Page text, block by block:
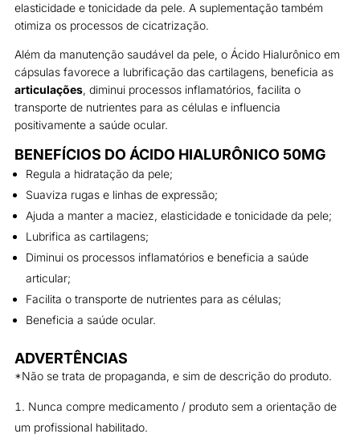
elasticidade e tonicidade da pele. A suplementação também
otimiza os processos de cicatrização.
Além da manutenção saudável da pele, o Ácido Hialurônico em
cápsulas favorece a lubrificação das cartilagens, beneficia as
articulações, diminui processos inflamatórios, facilita o
transporte de nutrientes para as células e influencia
positivamente a saúde ocular.
BENEFÍCIOS DO ÁCIDO HIALURÔNICO 50MG
Regula a hidratação da pele;
Suaviza rugas e linhas de expressão;
Ajuda a manter a maciez, elasticidade e tonicidade da pele;
Lubrifica as cartilagens;
Diminui os processos inflamatórios e beneficia a saúde
articular;
Facilita o transporte de nutrientes para as células;
Beneficia a saúde ocular.
ADVERTÊNCIAS
*Não se trata de propaganda, e sim de descrição do produto.
Nunca compre medicamento / produto sem a orientação de
um profissional habilitado.